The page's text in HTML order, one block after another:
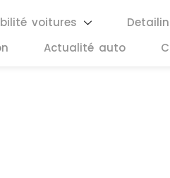
voitures
Actualité auto